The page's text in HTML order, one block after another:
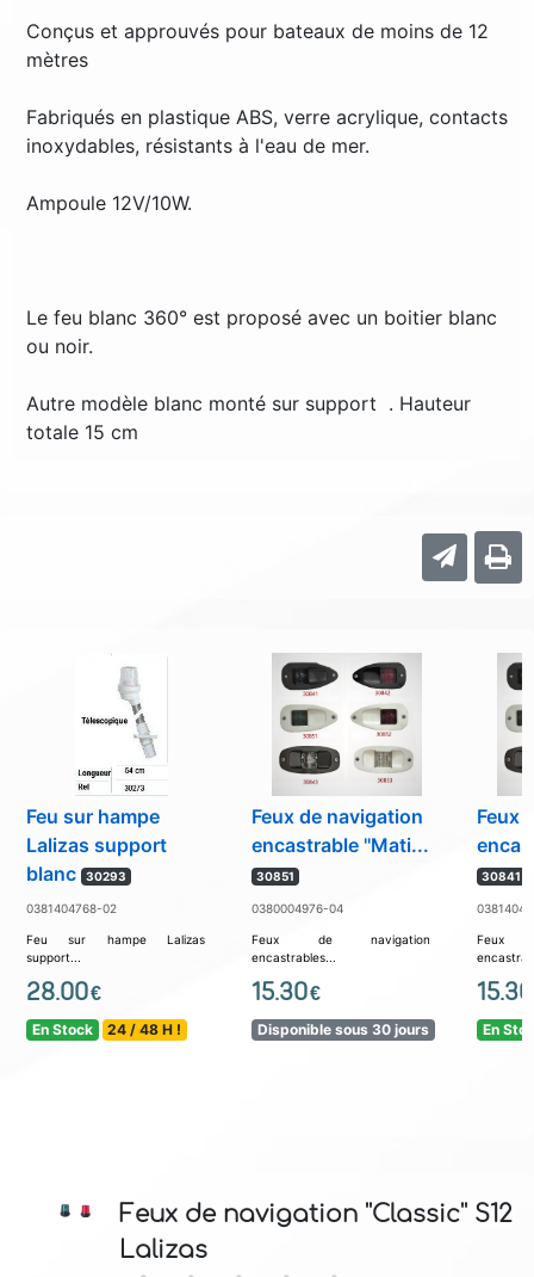
Conçus et approuvés pour bateaux de moins de 12
mètres
Fabriqués en plastique ABS, verre acrylique, contacts
inoxydables, résistants à l'eau de mer.
Ampoule 12V/10W.
Le feu blanc 360° est proposé avec un boitier blanc
ou noir.
Autre modèle blanc monté sur support . Hauteur
totale 15 cm
Feu sur hampe
Lalizas support
blanc
30293
0381404768-02
Feu sur hampe Lalizas
support...
28.00€
En Stock 24 / 48 H !
Feux de navigation
encastrable ''Mati...
30851
0380004976-04
Feux de navigation
encastrables...
15.30€
Disponible sous 30 jours
Feux
30841
Feux
15.30
En
Feux de navigation ''Classic'' S12
Lalizas